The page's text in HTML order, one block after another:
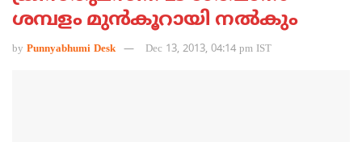
ശമ്പളം മുന്‍കൂറായി നല്‍കും
by Punnyabhumi Desk Dec 13, 2013, 04:14 pm IST